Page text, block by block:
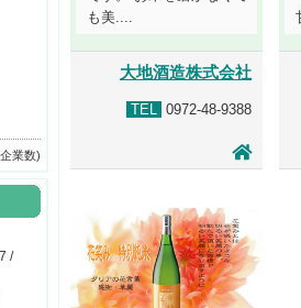
も美....
大地酒造株式会社
TEL 0972-48-9388
業数)
/